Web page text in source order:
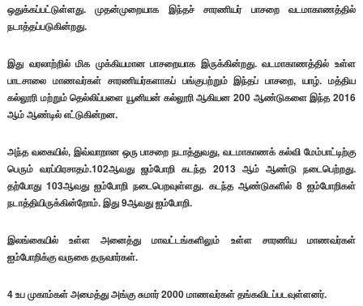
ஒதுக்கப்பட்டுள்ளது. முதன்முறையாக இந்தச் சாரணியர் பாசறை வடமாகாணத்தில்
நடாத்தப்படுகின்றது.
இது வரலாற்றில் மிக முக்கியமான பாசறையாக இருக்கின்றது. வடமாகாணத்தில் உள்ள
பாடசாலை மாணவர்கள் சாரணியர்களாகப் பங்குபற்றும் இந்தப் பாசறை, யாழ். மத்திய
கல்லூரி மற்றும் தெல்லிப்பளை யூனியன் கல்லூரி ஆகியன 200 ஆண்டுகளை இந்த 2016
ஆம் ஆண்டில் எட்டுகின்றன.
அந்த வகையில், இவ்வாறான ஒரு பாசறை நடாத்துவது, வடமாகாணக் கல்வி மேம்பாட்டிற்கு
பெரும் வரப்பிரசாதம்.102ஆவது ஜம்போறி கடந்த 2013 ஆம் ஆண்டு நடைபெற்றது.
தற்போது 103ஆவது ஐம்போறி நடைபெறவுள்ளது. கடந்த ஆண்டுகளில் 8 ஐம்போறிகள்
நடாத்தியிருக்கின்றோம். இது 9ஆவது ஐம்போறி.
இலங்கையில் உள்ள அனைத்து மாவட்டங்களிலும் உள்ள சாரணிய மாணவர்கள்
ஐம்போறிக்கு வருகை தருவார்கள்.
4 உப முகாம்கள் அமைத்து அங்கு சுமார் 2000 மாணவர்கள் தங்கவிடப்படவுள்ளனர்.